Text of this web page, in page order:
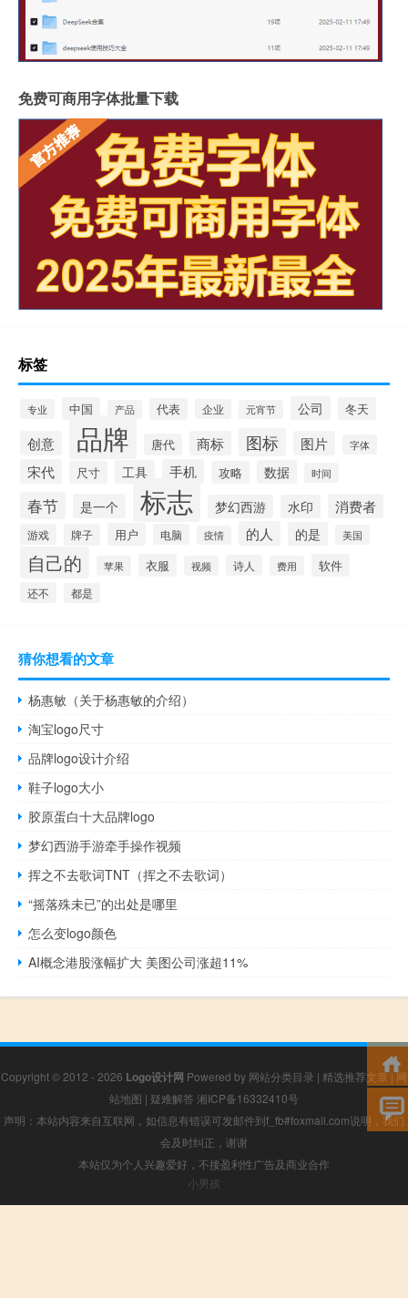
免费可商用字体批量下载
标签
专业 中国 产品 代表 企业 元宵节 公司 冬天
创意 品牌 唐代 商标 图标 图片 字体
宋代 尺寸 工具 手机 攻略 数据 时间
春节 是一个 标志 梦幻西游 水印 消费者
游戏 牌子 用户 电脑 疫情 的人 的是 美国
自己的 苹果 衣服 视频 诗人 费用 软件
还不 都是
猜你想看的文章
杨惠敏（关于杨惠敏的介绍）
淘宝logo尺寸
品牌logo设计介绍
鞋子logo大小
胶原蛋白十大品牌logo
梦幻西游手游牵手操作视频
挥之不去歌词TNT（挥之不去歌词）
“摇落殊未已”的出处是哪里
怎么变logo颜色
AI概念港股涨幅扩大 美图公司涨超11%
Copyright © 2012 - 2026 Logo设计网 Powered by 网站分类目录 | 精选推荐文章|网
站地图 | 疑难解答 湘ICP备16332410号
声明：本站内容来自互联网，如信息有错误可发邮件到f_fb#foxmail.com说明，我们
会及时纠正，谢谢
本站仅为个人兴趣爱好，不接盈利性广告及商业合作
小男孩